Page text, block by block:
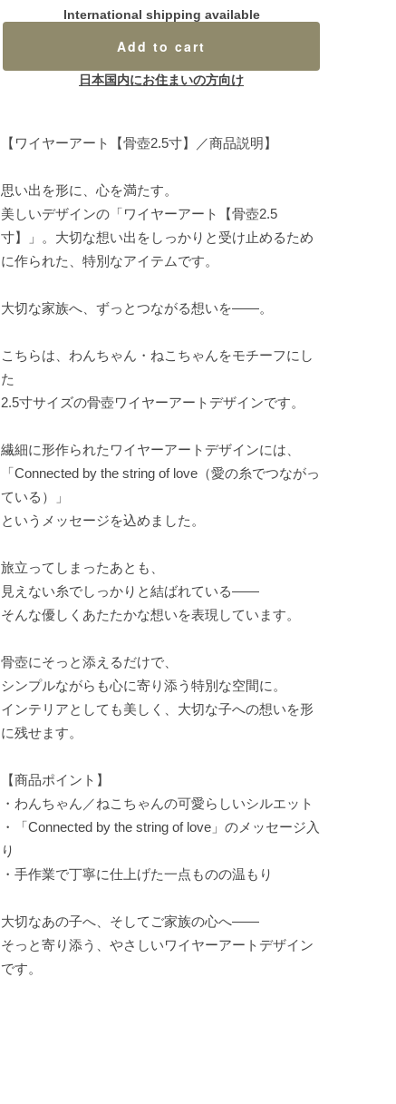
International shipping available
Add to cart
日本国内にお住まいの方向け
【ワイヤーアート【骨壺2.5寸】／商品説明】
思い出を形に、心を満たす。
美しいデザインの「ワイヤーアート【骨壺2.5
寸】」。大切な想い出をしっかりと受け止めるため
に作られた、特別なアイテムです。
大切な家族へ、ずっとつながる想いを――。
こちらは、わんちゃん・ねこちゃんをモチーフにし
た
2.5寸サイズの骨壺ワイヤーアートデザインです。
繊細に形作られたワイヤーアートデザインには、
「Connected by the string of love（愛の糸でつながっ
ている）」
というメッセージを込めました。
旅立ってしまったあとも、
見えない糸でしっかりと結ばれている――
そんな優しくあたたかな想いを表現しています。
骨壺にそっと添えるだけで、
シンプルながらも心に寄り添う特別な空間に。
インテリアとしても美しく、大切な子への想いを形
に残せます。
【商品ポイント】
・わんちゃん／ねこちゃんの可愛らしいシルエット
・「Connected by the string of love」のメッセージ入
り
・手作業で丁寧に仕上げた一点ものの温もり
大切なあの子へ、そしてご家族の心へ――
そっと寄り添う、やさしいワイヤーアートデザイン
です。